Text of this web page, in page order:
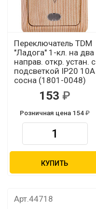
Переключатель TDM
"Ладога" 1-кл. на два
направ. откр. устан. с
подсветкой IP20 10А
сосна (1801-0048)
153
Розничная цена 154
КУПИТЬ
Арт.44718